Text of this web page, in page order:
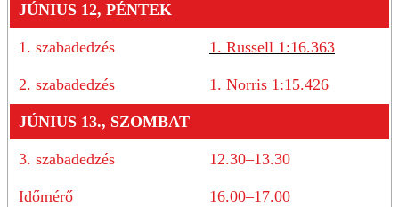
JÚNIUS 12, PÉNTEK
1. szabadedzés 1. Russell 1:16.363
2. szabadedzés 1. Norris 1:15.426
JÚNIUS 13., SZOMBAT
3. szabadedzés 12.30–13.30
Időmérő 16.00–17.00